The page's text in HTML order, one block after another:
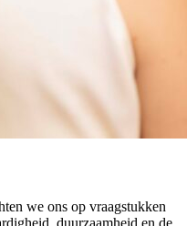
we ons op vraagstukken
duurzaamheid en de